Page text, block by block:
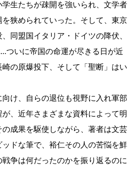
学生たちが疎開を強いられ、文学者
狭められていった。そして、東京
同盟国イタリア・ドイツの降伏、
ついに帝国の命運が尽きる日が近
の原爆投下、そして「聖断」はい
け、自らの退位も視野に入れ軍部
、近年さまざまな資料によって明
の成果を駆使しながら、著者は文芸
ドな筆で、裕仁その人の苦悩を鮮
争は何だったのかを振り返るのに